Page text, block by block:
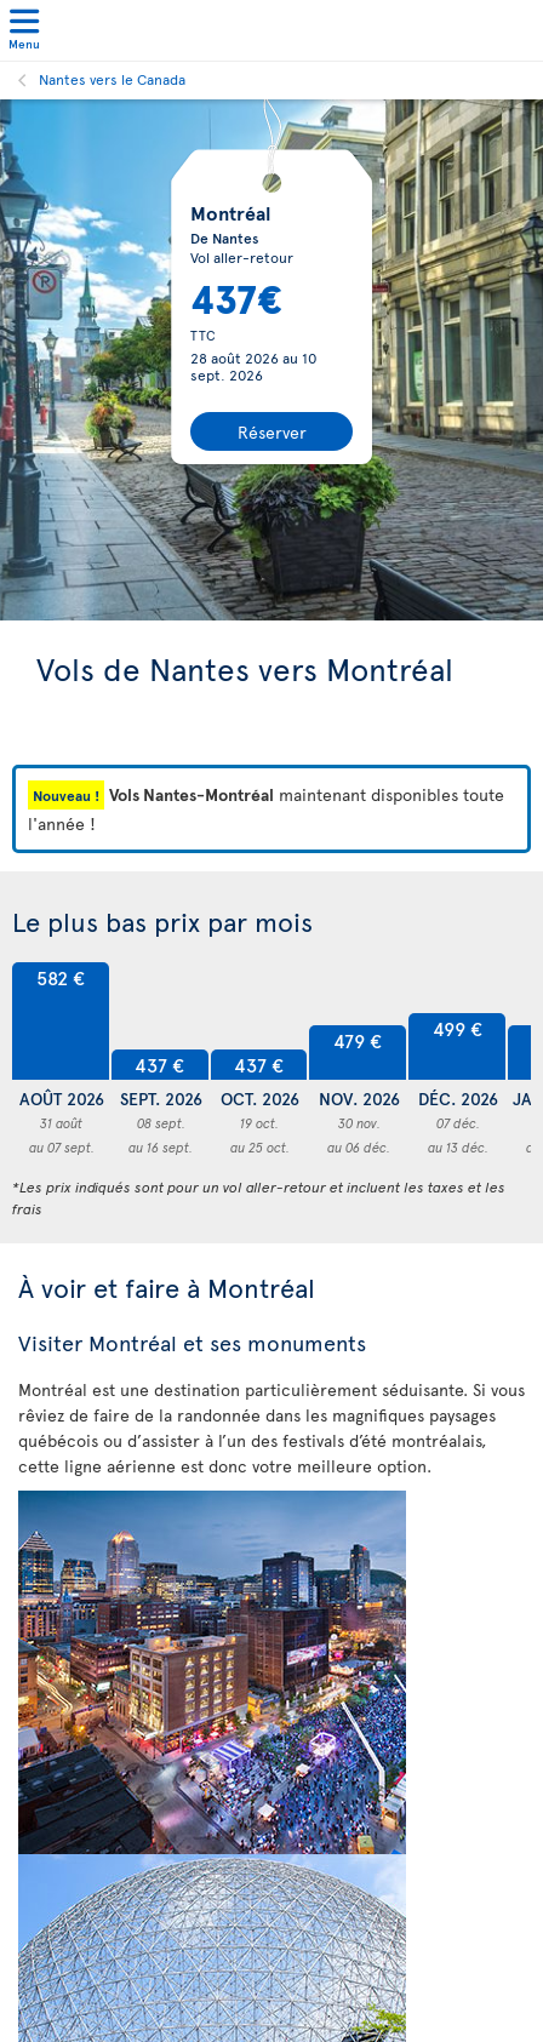
Menu
Nantes vers le Canada
Montréal
De Nantes
Vol aller-retour
437€
TTC
28 août 2026au 10
sept. 2026
Réserver
Vols de Nantes vers Montréal
Nouveau ! Vols Nantes-Montréal maintenant disponibles toute
l'année !
Le plus bas prix par mois
582 €
AOÛT 2026
31 août
au 07 sept.
437 €
SEPT. 2026
08 sept.
au 16 sept.
437 €
OCT. 2026
19 oct.
au 25 oct.
479 €
NOV. 2026
30 nov.
au 06 déc.
499 €
DÉC. 2026
07 déc.
au 13 déc.
*Les prix indiqués sont pour un vol aller-retour et incluent les taxes et les
frais
À voir et faire à Montréal
Visiter Montréal et ses monuments
Montréal est une destination particulièrement séduisante. Si vous
rêviez de faire de la randonnée dans les magnifiques paysages
québécois ou d’assister à l’un des festivals d’été montréalais,
cette ligne aérienne est donc votre meilleure option.